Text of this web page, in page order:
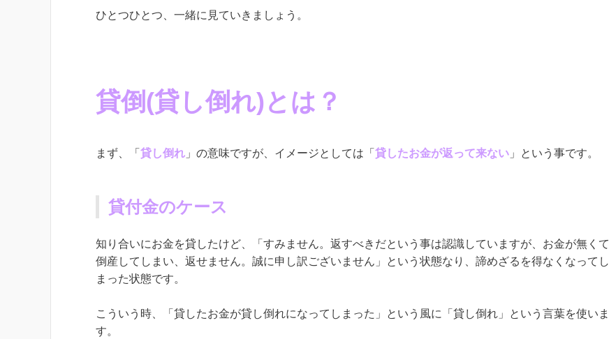
ひとつひとつ、一緒に見ていきましょう。
貸倒(貸し倒れ)とは？
まず、「 貸し倒れ 」の意味ですが、イメージとしては「 貸したお金が返って来ない 」という事です。
貸付金のケース
知り合いにお金を貸したけど、「すみません。返すべきだという事は認識していますが、お金が無くて
倒産してしまい、返せません。誠に申し訳ございません」という状態なり、諦めざるを得なくなってし
まった状態です。
こういう時、「貸したお金が貸し倒れになってしまった」という風に「貸し倒れ」という言葉を使いま
す。